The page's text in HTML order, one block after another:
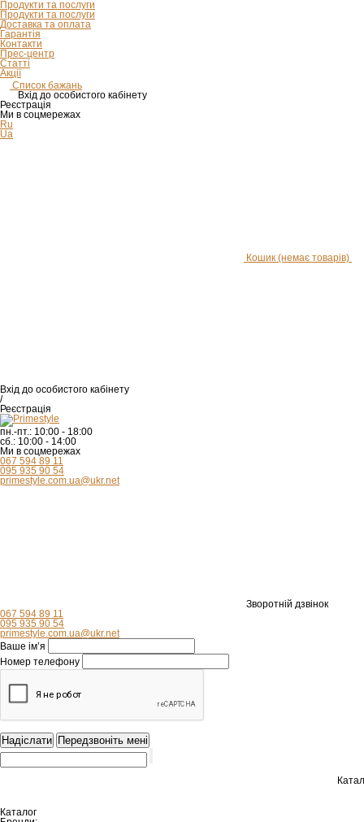
Продукти та послуги
Продукти та послуги
Доставка та оплата
Гарантія
Контакти
Прес-центр
Статті
Акції
Список бажань
Вхід до особистого кабінету
Реєстрація
Ми в соцмережах
Ru
Ua
Кошик (немає товарів)
Вхід до особистого кабінету
/
Реєстрація
пн.-пт.: 10:00 - 18:00
сб.: 10:00 - 14:00
Ми в соцмережах
067 594 89 11
095 935 90 54
primestyle.com.ua@ukr.net
Зворотній дзвінок
067 594 89 11
095 935 90 54
primestyle.com.ua@ukr.net
Ваше ім’я
Номер телефону
Каталог